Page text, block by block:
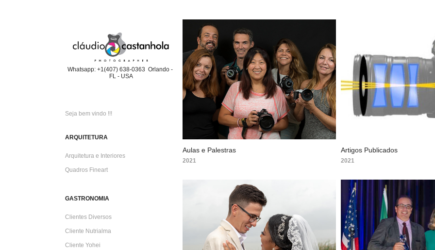
Whatsapp: +1(407) 638-0363  Orlando -
FL - USA
Seja bem vindo !!!
ARQUITETURA
Arquitetura e Interiores
Quadros Fineart
GASTRONOMIA
Clientes Diversos
Cliente Nutrialma
Cliente Yohei
Aulas e Palestras
2021
Artigos Publicados
2021